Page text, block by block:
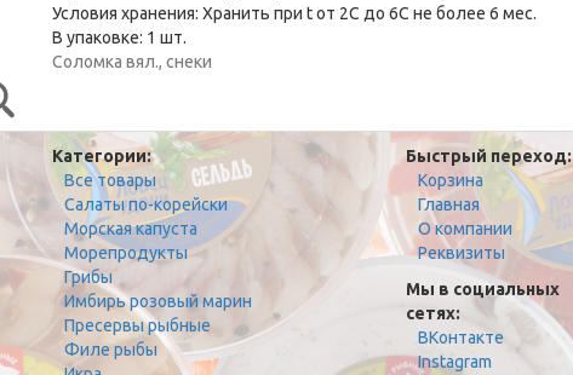
Условия хранения: Хранить при t от 2С до 6С не более 6 мес.
В упаковке: 1 шт.
Соломка вял., снеки
Категории:
Все товары
Салаты по-корейски
Морская капуста
Морепродукты
Грибы
Имбирь розовый марин
Пресервы рыбные
Филе рыбы
Быстрый переход:
Корзина
Главная
О компании
Реквизиты
Мы в социальных
сетях:
ВКонтакте
Instagram